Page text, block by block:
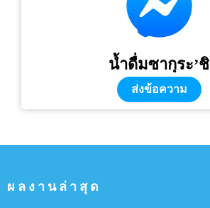
น้ำดื่มซากุระ’ชิ
ส่งข้อความ
ผลงานล่าสุด